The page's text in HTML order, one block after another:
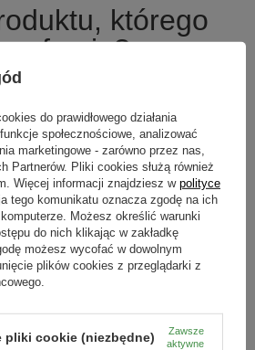
którego
ofercie?
ofercie produktu, a chciałbyś kupić go w
przedmiotu. Aby móc to zrobić musisz
i bądź na
do prawidłowego działania
społecznościowe, analizować
marketingowe - zarówno przez nas,
Partnerów. Pliki cookies służą również
Więcej informacji znajdziesz w polityce
tego komunikatu oznacza zgodę na ich
Możesz określić warunki
do nich klikając w zakładkę
możesz wycofać w dowolnym
plików cookies z przeglądarki z
pliki cookie (niezbędne)
Zawsze
aktywne